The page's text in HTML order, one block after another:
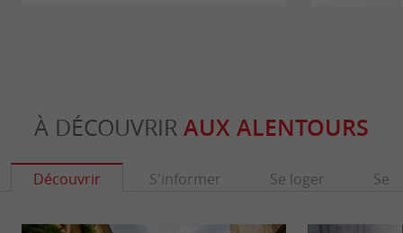
À DÉCOUVRIR AUX ALENTOURS
Découvrir S'informer Se loger Se